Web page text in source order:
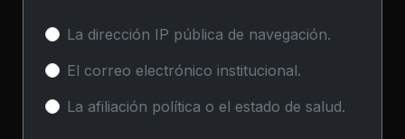
La dirección IP pública de navegación.
El correo electrónico institucional.
La afiliación política o el estado de salud.